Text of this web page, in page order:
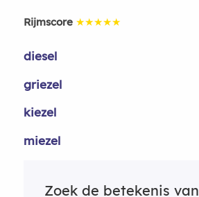
Rijmscore ★★★★★
diesel
griezel
kiezel
miezel
Zoek de betekenis van